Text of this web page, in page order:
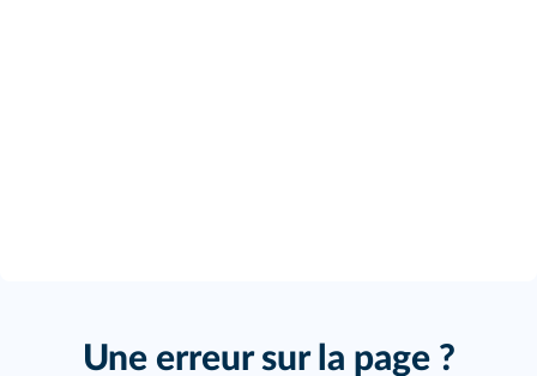
Une erreur sur la page ?